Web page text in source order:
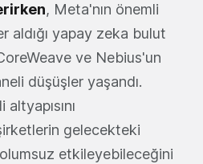
, Meta'nın önemli
aldığı yapay zeka bulut
CoreWeave ve Nebius'un
düşüşler yaşandı.
gelecekteki
etkileyebileceğini